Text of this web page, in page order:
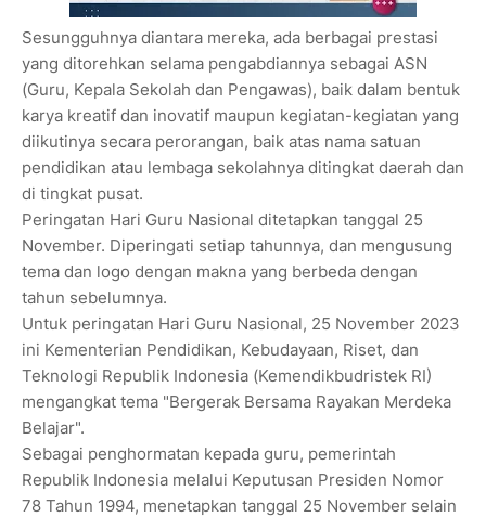
Sesungguhnya diantara mereka, ada berbagai prestasi
yang ditorehkan selama pengabdiannya sebagai ASN
(Guru, Kepala Sekolah dan Pengawas), baik dalam bentuk
karya kreatif dan inovatif maupun kegiatan-kegiatan yang
diikutinya secara perorangan, baik atas nama satuan
pendidikan atau lembaga sekolahnya ditingkat daerah dan
di tingkat pusat.
Peringatan Hari Guru Nasional ditetapkan tanggal 25
November. Diperingati setiap tahunnya, dan mengusung
tema dan logo dengan makna yang berbeda dengan
tahun sebelumnya.
Untuk peringatan Hari Guru Nasional, 25 November 2023
ini Kementerian Pendidikan, Kebudayaan, Riset, dan
Teknologi Republik Indonesia (Kemendikbudristek RI)
mengangkat tema "Bergerak Bersama Rayakan Merdeka
Belajar".
Sebagai penghormatan kepada guru, pemerintah
Republik Indonesia melalui Keputusan Presiden Nomor
78 Tahun 1994, menetapkan tanggal 25 November selain